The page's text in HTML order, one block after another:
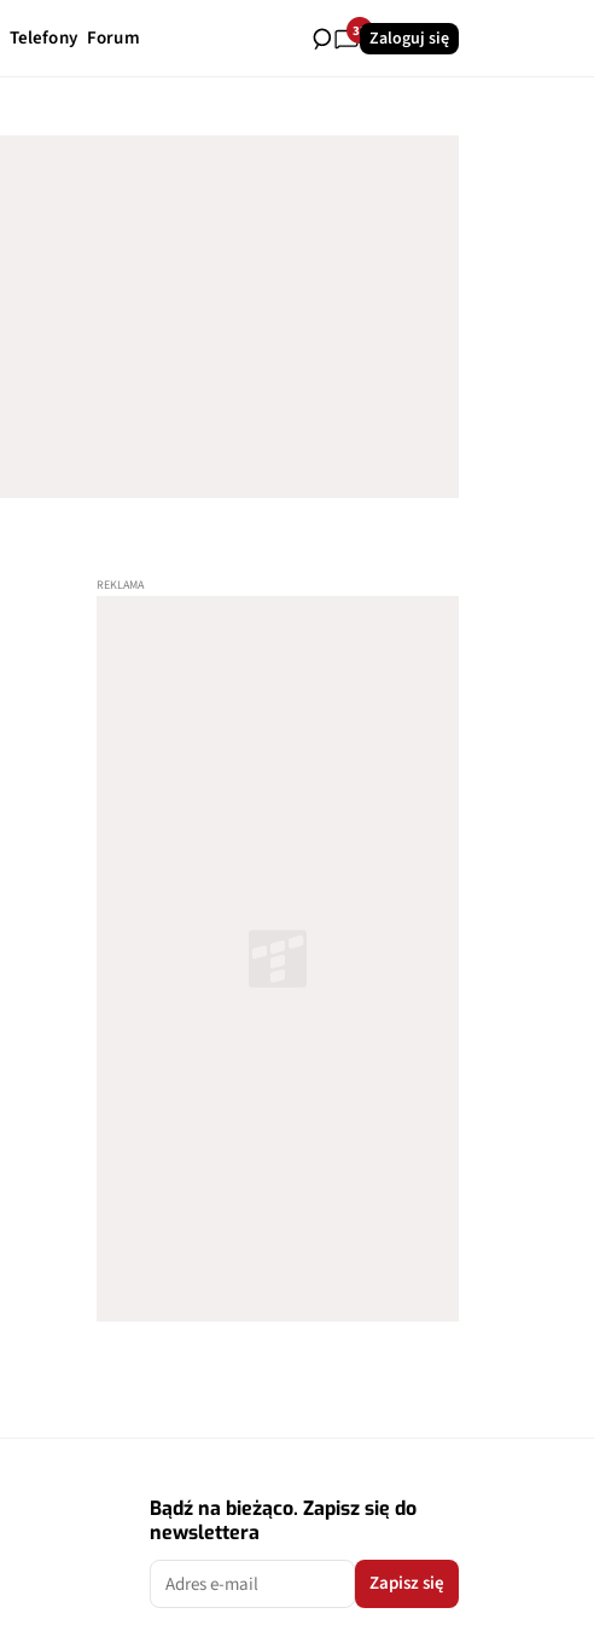
Telefony Forum 33Zaloguj się
Bądź na bieżąco. Zapisz się do
newslettera
Zapisz się